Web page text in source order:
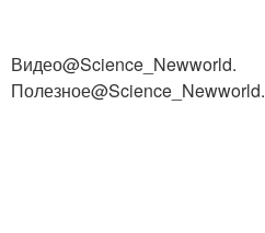
Видео@Science_Newworld.
Полезное@Science_Newworld.